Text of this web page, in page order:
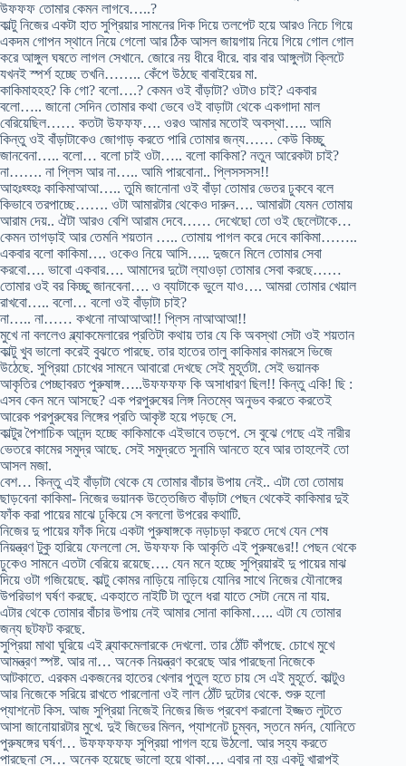
উফফফ তোমার কেমন লাগবে…..?
কাল্টু নিজের একটা হাত সুপ্রিয়ার সামনের দিক দিয়ে তলপেট হয়ে আরও নিচে গিয়ে
একদম গোপন স্থানে নিয়ে গেলো আর ঠিক আসল জায়গায় নিয়ে গিয়ে গোল গোল
করে আঙ্গুল ঘষতে লাগল সেখানে. জোরে নয় ধীরে ধীরে. বার বার আঙ্গুলটা ক্লিটে
যখনই স্পর্শ হচ্ছে তখনি…….. কেঁপে উঠছে বাবাইয়ের মা.
কাকিমাহহহ? কি গো? বলো….? কেমন ওই বাঁড়াটা? ওটাও চাই? একবার
বলো….. জানো সেদিন তোমার কথা ভেবে ওই বাড়াটা থেকে একগাদা মাল
বেরিয়েছিল…… কতটা উফফফ…. ওরও আমার মতোই অবস্থা….. আমি
কিন্তু ওই বাঁড়াটাকেও জোগাড় করতে পারি তোমার জন্য…… কেউ কিচ্ছু
জানবেনা….. বলো… বলো চাই ওটা….. বলো কাকিমা? নতুন আরেকটা চাই?
না……. না প্লিস আর না….. আমি পারবোনা.. প্লিসসসস!!
আহঃহ্হ্হঃ কাকিমাআআ….. তুমি জানোনা ওই বাঁড়া তোমার ভেতর ঢুকবে বলে
কিভাবে তরপাচ্ছে……. ওটা আমারটার থেকেও দারুন…. আমারটা যেমন তোমায়
আরাম দেয়.. ঐটা আরও বেশি আরাম দেবে…… দেখেছো তো ওই ছেলেটাকে…
কেমন তাগড়াই আর তেমনি শয়তান ….. তোমায় পাগল করে দেবে কাকিমা……..
একবার বলো কাকিমা…. ওকেও নিয়ে আসি….. দুজনে মিলে তোমার সেবা
করবো…. ভাবো একবার…. আমাদের দুটো ল্যাওড়া তোমার সেবা করছে……
তোমার ওই বর কিচ্ছু জানবেনা…. ও ব্যাটাকে ভুলে যাও…. আমরা তোমার খেয়াল
রাখবো….. বলো… বলো ওই বাঁড়াটা চাই?
না….. না…… কখনো নাআআআ!! প্লিস নাআআআ!!
মুখে না বললেও ব্ল্যাকমেলারের প্রতিটা কথায় তার যে কি অবস্থা সেটা ওই শয়তান
কাল্টু খুব ভালো করেই বুঝতে পারছে. তার হাতের তালু কাকিমার কামরসে ভিজে
উঠেছে. সুপ্রিয়া চোখের সামনে আবারো দেখছে সেই মুহূর্তটা. সেই ভয়ানক
আকৃতির পেচ্ছাবরত পুরুষাঙ্গ…..উফফফফ কি অসাধারণ ছিল!! কিন্তু একি! ছি :
এসব কেন মনে আসছে? এক পরপুরুষের লিঙ্গ নিতম্বে অনুভব করতে করতেই
আরেক পরপুরুষের লিঙ্গের প্রতি আকৃষ্ট হয়ে পড়ছে সে.
কাল্টুর পৈশাচিক আনন্দ হচ্ছে কাকিমাকে এইভাবে তড়পে. সে বুঝে গেছে এই নারীর
ভেতরে কামের সমুদ্র আছে. সেই সমুদ্রতে সুনামি আনতে হবে আর তাহলেই তো
আসল মজা.
বেশ… কিন্তু এই বাঁড়াটা থেকে যে তোমার বাঁচার উপায় নেই.. এটা তো তোমায়
ছাড়বেনা কাকিমা- নিজের ভয়ানক উত্তেজিত বাঁড়াটা পেছন থেকেই কাকিমার দুই
ফাঁক করা পায়ের মাঝে ঢুকিয়ে সে বললো উপরের কথাটি.
নিজের দু পায়ের ফাঁক দিয়ে একটা পুরুষাঙ্গকে নড়াচড়া করতে দেখে যেন শেষ
নিয়ন্ত্রণ টুকু হারিয়ে ফেললো সে. উফফফ কি আকৃতি এই পুরুষঙের!! পেছন থেকে
ঢুকেও সামনে এতটা বেরিয়ে রয়েছে…. যেন মনে হচ্ছে সুপ্রিয়ারই দু পায়ের মাঝ
দিয়ে ওটা গজিয়েছে. কাল্টু কোমর নাড়িয়ে নাড়িয়ে যোনির সাথে নিজের যৌনাঙ্গের
উপরিভাগ ঘর্ষণ করছে. একহাতে নাইটি টা তুলে ধরা যাতে সেটা নেমে না যায়.
এটার থেকে তোমার বাঁচার উপায় নেই আমার সোনা কাকিমা….. এটা যে তোমার
জন্য ছটফট করছে.
সুপ্রিয়া মাথা ঘুরিয়ে এই ব্ল্যাকমেলারকে দেখলো. তার ঠোঁট কাঁপছে. চোখে মুখে
আমন্ত্রণ স্পষ্ট. আর না… অনেক নিয়ন্ত্রণ করেছে আর পারছেনা নিজেকে
আটকাতে. এরকম একজনের হাতের খেলার পুতুল হতে চায় সে এই মুহূর্তে. কাল্টুও
আর নিজেকে সরিয়ে রাখতে পারলোনা ওই লাল ঠোঁট দুটোর থেকে. শুরু হলো
প্যাশনেট কিস. আজ সুপ্রিয়া নিজেই নিজের জিভ প্রবেশ করালো ইজ্জত লুটতে
আসা জানোয়ারটার মুখে. দুই জিভের মিলন, প্যাশনেট চুম্বন, স্তনে মর্দন, যোনিতে
পুরুষঙ্গের ঘর্ষণ… উফফফফফ সুপ্রিয়া পাগল হয়ে উঠলো. আর সহ্য করতে
পারছেনা সে… অনেক হয়েছে ভালো হয়ে থাকা…. এবার না হয় একটু খারাপই